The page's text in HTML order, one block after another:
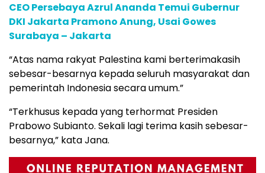
CEO Persebaya Azrul Ananda Temui Gubernur
DKI Jakarta Pramono Anung, Usai Gowes
Surabaya – Jakarta
“Atas nama rakyat Palestina kami berterimakasih
sebesar-besarnya kepada seluruh masyarakat dan
pemerintah Indonesia secara umum.”
“Terkhusus kepada yang terhormat Presiden
Prabowo Subianto. Sekali lagi terima kasih sebesar-
besarnya,” kata Jana.